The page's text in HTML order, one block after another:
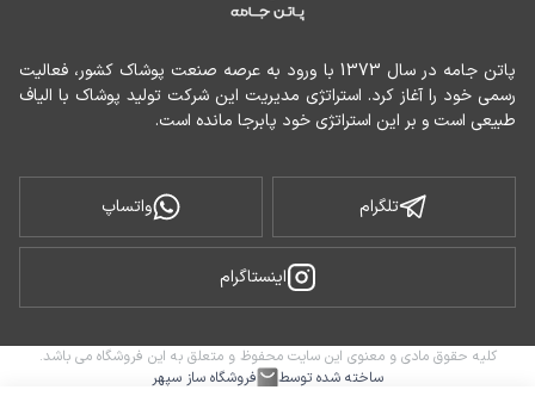
طبیعی است و بر این استراتژی خود پابرجا مانده است.
تلگرام واتساپ
اینستاگرام
کلیه حقوق مادی و معنوی این سایت محفوظ و متعلق به این فروشگاه می باشد.
ساخته شده توسط
فروشگاه ساز سپهر